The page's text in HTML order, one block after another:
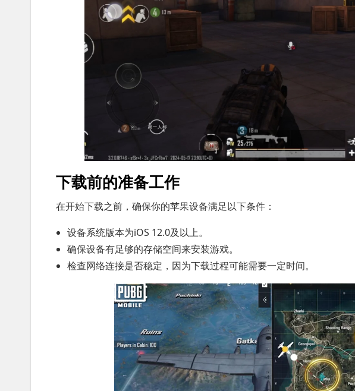
下载前的准备工作
在开始下载之前，确保你的苹果设备满足以下条件：
设备系统版本为iOS 12.0及以上。
确保设备有足够的存储空间来安装游戏。
检查网络连接是否稳定，因为下载过程可能需要一定时间。